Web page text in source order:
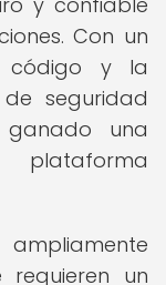
Con un
código y la
seguridad
ganado una
requieren un